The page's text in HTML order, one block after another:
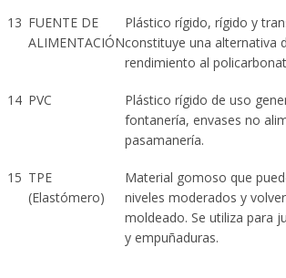
13 FUENTE DE
ALIMENTACIÓN
Plástico rígido, rígido y
constituye una alternativa
rendimiento al
14 PVC
Plástico rígido de uso
fontanería, envases no
pasamanería.
15 TPE
(Elastómero)
Material gomoso que
niveles moderados y
moldeado. Se utiliza para
y empuñaduras.